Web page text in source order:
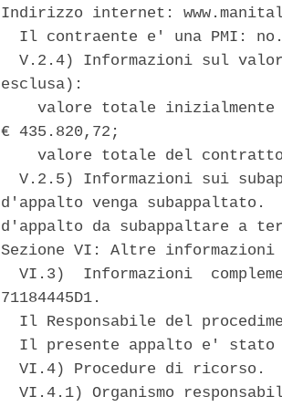
Indirizzo internet:
Il contraente e' una PMI:
V.2.4) Informazioni sul
esclusa):
valore totale
€ 435.820,72;
valore totale del
V.2.5) Informazioni sui
d'appalto venga
d'appalto da subappaltare a
Sezione VI: Altre
VI.3)  Informazioni
71184445D1.
Il Responsabile del
Il presente appalto e'
  VI.4) Procedure di ricorso.
VI.4.1) Organismo